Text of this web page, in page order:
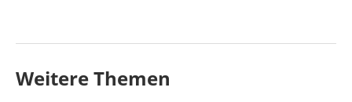
Weitere Themen